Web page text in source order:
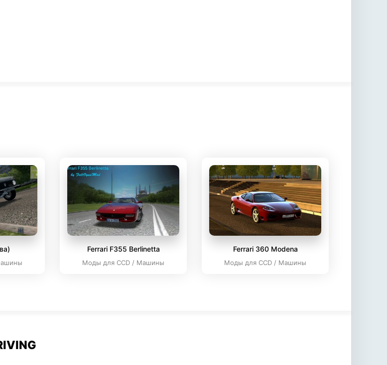
Ferrari F355 Berlinetta
Моды для CCD / Машины
Ferrari 360 Modena
Моды для CCD / Машины